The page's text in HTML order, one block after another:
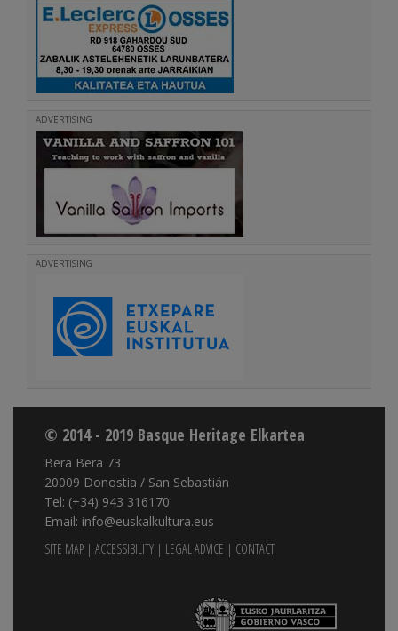
ADVERTISING
ADVERTISING
© 2014 - 2019 Basque Heritage Elkartea
Bera Bera 73
20009 Donostia / San Sebastián
Tel: (+34) 943 316170
Email: info@euskalkultura.eus
SITE MAP | ACCESSIBILITY | LEGAL ADVICE | CONTACT